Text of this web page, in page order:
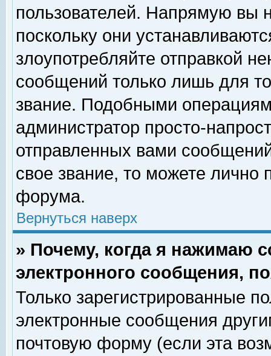
пользователей. Напрямую вы
поскольку они
злоупотребляйте отправкой
сообщений только лишь для
звание. Подобными
администратор просто-
отправленных вами
свое звание, то можете лично
форума.
Вернуться наверх
» Почему, когда я нажимаю
электронного сообщения,
Только зарегистрированные
электронные сообщения
почтовую форму (если эта